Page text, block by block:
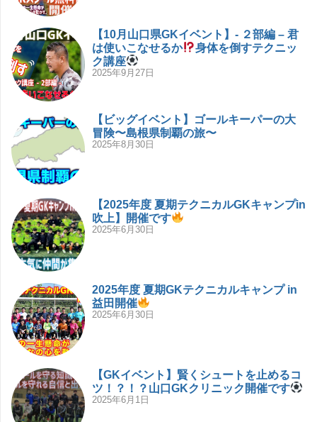
【10月山口県GKイベント】- ２部編 – 君
は使いこなせるか
身体を倒すテクニッ
ク講座
2025年9月27日
【ビッグイベント】ゴールキーパーの大
冒険〜島根県制覇の旅〜
2025年8月30日
【2025年度 夏期テクニカルGKキャンプin
吹上】開催です
2025年6月30日
2025年度 夏期GKテクニカルキャンプ in
益田開催
2025年6月30日
【GKイベント】賢くシュートを止めるコ
ツ！？！？山口GKクリニック開催です
2025年6月1日